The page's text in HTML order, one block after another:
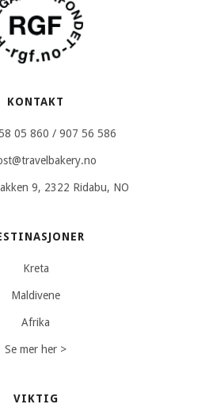
KONTAKT
05 860 / 907 56 586
9, 2322 Ridabu, NO
Kreta
Maldivene
Afrika
Se mer her >
VIKTIG